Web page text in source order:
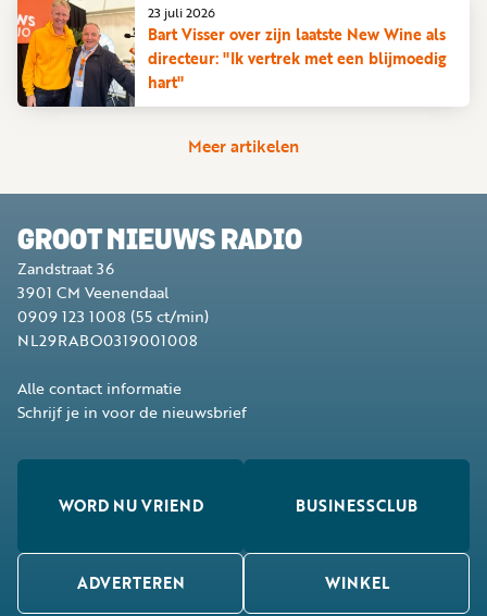
Bart Visser over zijn laatste New Wine als
directeur: "Ik vertrek met een blijmoedig
hart"
23 juli 2026
Meer artikelen
GROOT NIEUWS RADIO
Zandstraat 36
3901 CM Veenendaal
0909 123 1008 (55 ct/min)
NL29RABO0319001008
Alle contact informatie
Schrijf je in voor de nieuwsbrief
WORD NU VRIEND BUSINESSCLUB
ADVERTEREN WINKEL